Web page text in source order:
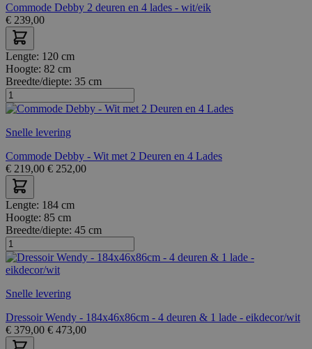
Commode Debby 2 deuren en 4 lades - wit/eik
€ 239,00
Lengte: 120 cm
Hoogte: 82 cm
Breedte/diepte: 35 cm
Snelle levering
Commode Debby - Wit met 2 Deuren en 4 Lades
€ 219,00 € 252,00
Lengte: 184 cm
Hoogte: 85 cm
Breedte/diepte: 45 cm
Snelle levering
Dressoir Wendy - 184x46x86cm - 4 deuren & 1 lade - eikdecor/wit
€ 379,00 € 473,00